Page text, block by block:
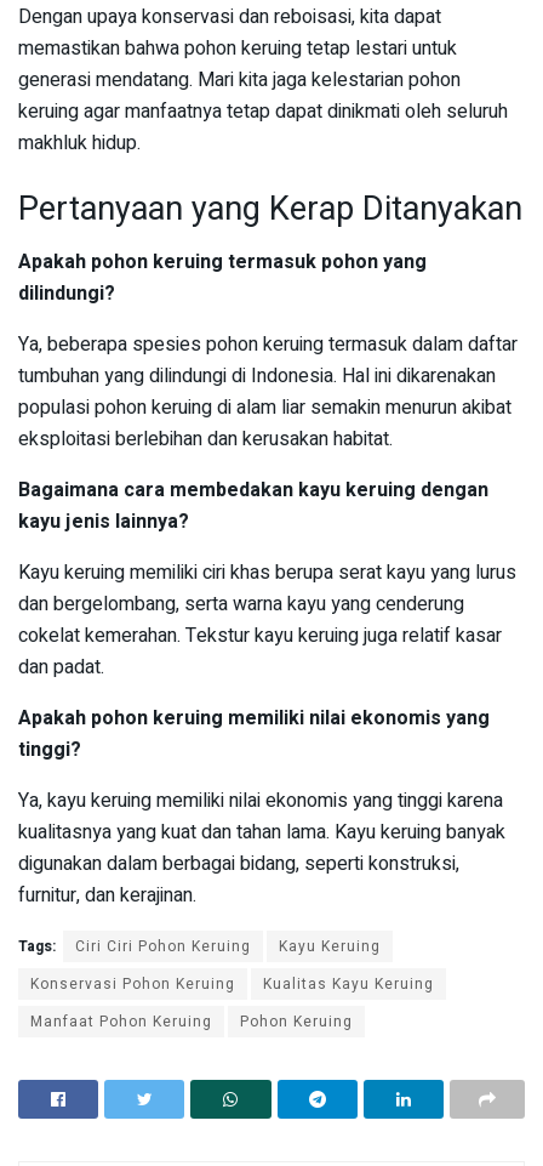
Dengan upaya konservasi dan reboisasi, kita dapat
memastikan bahwa pohon keruing tetap lestari untuk
generasi mendatang. Mari kita jaga kelestarian pohon
keruing agar manfaatnya tetap dapat dinikmati oleh seluruh
makhluk hidup.
Pertanyaan yang Kerap Ditanyakan
Apakah pohon keruing termasuk pohon yang
dilindungi?
Ya, beberapa spesies pohon keruing termasuk dalam daftar
tumbuhan yang dilindungi di Indonesia. Hal ini dikarenakan
populasi pohon keruing di alam liar semakin menurun akibat
eksploitasi berlebihan dan kerusakan habitat.
Bagaimana cara membedakan kayu keruing dengan
kayu jenis lainnya?
Kayu keruing memiliki ciri khas berupa serat kayu yang lurus
dan bergelombang, serta warna kayu yang cenderung
cokelat kemerahan. Tekstur kayu keruing juga relatif kasar
dan padat.
Apakah pohon keruing memiliki nilai ekonomis yang
tinggi?
Ya, kayu keruing memiliki nilai ekonomis yang tinggi karena
kualitasnya yang kuat dan tahan lama. Kayu keruing banyak
digunakan dalam berbagai bidang, seperti konstruksi,
furnitur, dan kerajinan.
Tags: Ciri Ciri Pohon Keruing
Kayu Keruing
Konservasi Pohon Keruing
Kualitas Kayu Keruing
Manfaat Pohon Keruing
Pohon Keruing